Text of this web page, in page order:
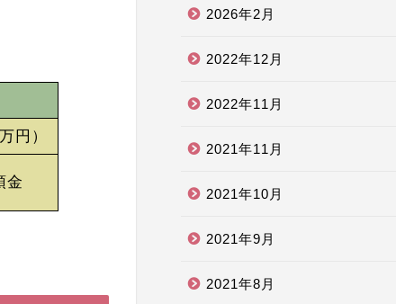
円）
金
2026年2月
2022年12月
2022年11月
2021年11月
2021年10月
2021年9月
2021年8月